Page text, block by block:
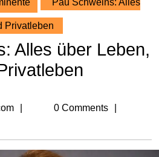
Pau Schweins: Alles
Privatleben
Alles über Leben,
14,
billionvalues2@gmail.com
0 Comments